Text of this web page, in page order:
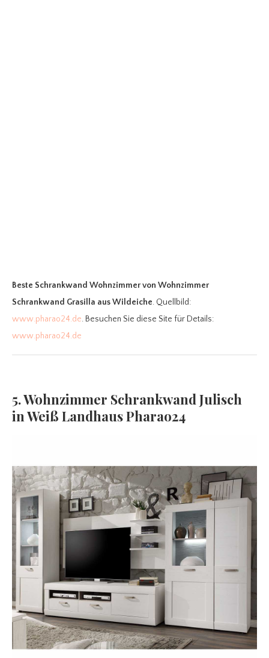
Beste Schrankwand Wohnzimmervon Wohnzimmer
Schrankwand Grasilla aus Wildeiche. Quellbild:
www.pharao24.de. Besuchen Sie diese Site für Details:
www.pharao24.de
5. Wohnzimmer Schrankwand Julisch
in Weiß Landhaus Pharao24